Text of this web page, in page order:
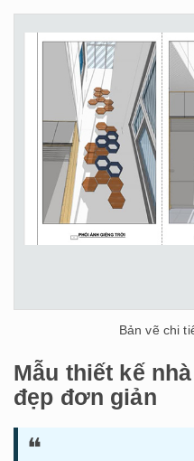
Bản vẽ chi
Mẫu thiết kế
đẹp đơn giản